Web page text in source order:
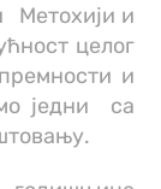
Метохији и
целог
и
једни са